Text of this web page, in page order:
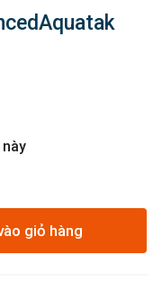
giỏ hàng